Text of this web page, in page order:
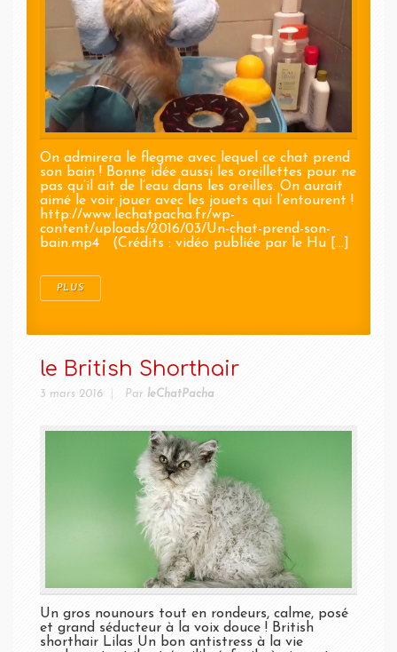
On admirera le flegme avec lequel ce chat prend
son bain ! Bonne idée aussi les oreillettes pour ne
pas qu’il ait de l’eau dans les oreilles. On aurait
aimé le voir jouer avec les jouets qui l’entourent !
http://www.lechatpacha.fr/wp-
content/uploads/2016/03/Un-chat-prend-son-
bain.mp4 (Crédits : vidéo publiée par le Hu [...]
PLUS
le British Shorthair
3 mars 2016 Par leChatPacha
Un gros nounours tout en rondeurs, calme, posé
et grand séducteur à la voix douce ! British
shorthair Lilas Un bon antistress à la vie